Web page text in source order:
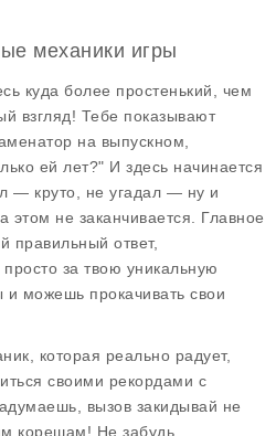
механики игры
куда более простенький, чем
взгляд! Тебе показывают
на выпускном,
ей лет?" И здесь начинается
— круто, не угадал — ну и
этом не заканчивается. Главное
правильный ответ,
за твою уникальную
можешь прокачивать свои
которая реально радует,
своими рекордами с
вызов закидывай не
корешам! Не забудь